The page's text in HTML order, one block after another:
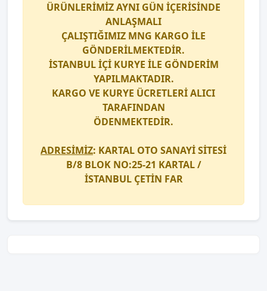
ÜRÜNLERİMİZ AYNI GÜN İÇERİSİNDE
ANLAŞMALI
ÇALIŞTIĞIMIZ MNG KARGO İLE
GÖNDERİLMEKTEDİR.
İSTANBUL İÇİ KURYE İLE GÖNDERİM
YAPILMAKTADIR.
KARGO VE KURYE ÜCRETLERİ ALICI
TARAFINDAN
ÖDENMEKTEDİR.
ADRESİMİZ: KARTAL OTO SANAYİ SİTESİ
B/8 BLOK NO:25-21 KARTAL /
İSTANBUL ÇETİN FAR